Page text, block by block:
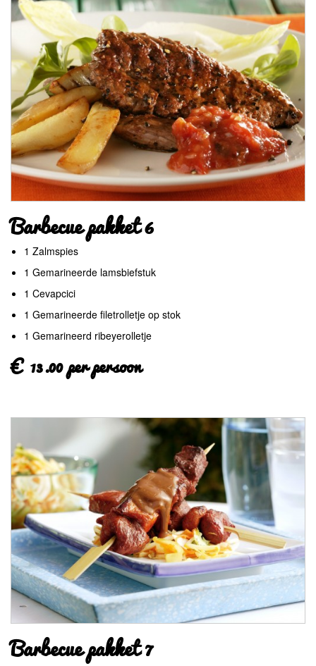
Barbecue pakket 6
1 Zalmspies
1 Gemarineerde lamsbiefstuk
1 Cevapcici
1 Gemarineerde filetrolletje op stok
1 Gemarineerd ribeyerolletje
€ 13.00 per persoon
Barbecue pakket 7